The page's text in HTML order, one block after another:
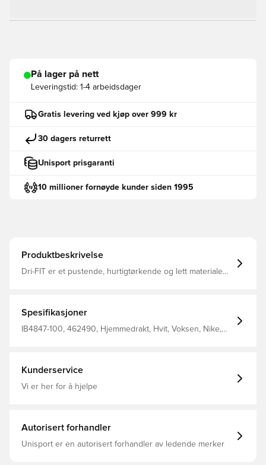
På lager på nett
Leveringstid: 1-4 arbeidsdager
Gratis levering ved kjøp over 999 kr
30 dagers returrett
Unisport prisgaranti
10 millioner fornøyde kunder siden 1995
Produktbeskrivelse
Dri-FIT er et pustende, hurtigtørkende og lett materiale
polyester.
Spesifikasjoner
IB4847-100, 462490, Hjemmedrakt, Hvit, Voksen, Nike,
Kunderservice
Vi er her for å hjelpe
Autorisert forhandler
Unisport er en autorisert forhandler av ledende merker